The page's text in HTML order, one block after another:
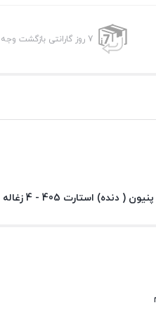
7 روز گارانتی بازگشت وجه
پنیون ( دنده) استارت 405 - 4 زغاله